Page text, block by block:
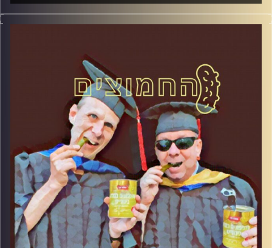
פרופסור בועז בן-דוד ופרופסור גלעד הירשברגר
קרדיט תמונות:AudioVersity